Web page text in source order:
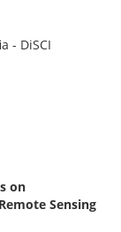
- DiSCI
on
Sensing